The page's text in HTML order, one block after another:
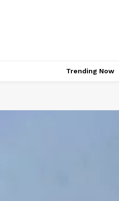
Trending Now